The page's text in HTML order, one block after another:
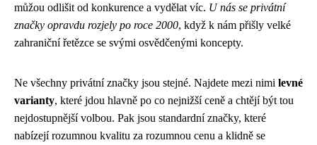
můžou odlišit od konkurence a vydělat víc. U nás se privátní
značky opravdu rozjely po roce 2000, když k nám přišly velké
zahraniční řetězce se svými osvědčenými koncepty.
Ne všechny privátní značky jsou stejné. Najdete mezi nimi levné
varianty, které jdou hlavně po co nejnižší ceně a chtějí být tou
nejdostupnější volbou. Pak jsou standardní značky, které
nabízejí rozumnou kvalitu za rozumnou cenu a klidně se